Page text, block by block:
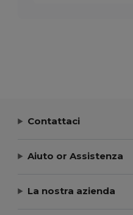
Contattaci
Aiuto or Assistenza
La nostra azienda